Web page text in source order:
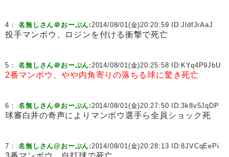
4：名無しさん＠おーぷん:2014/08/01(金)20:20:59 ID:JldfJrAaJ
投手マンボウ、ロジンを付ける衝撃で死亡
5：名無しさん＠おーぷん:2014/08/01(金)20:25:58 ID: KYq4P9JbU
2番マンボウ、やや内角寄りの落ちる球に驚き死亡
6：名無しさん＠おーぷん:2014/08/01(金)20:27:50 ID:3k8v5JqDP
球審白井の奇声によりマンボウ選手ら全員ショック死
7：名無しさん@おーぷん:2014/08/01(金)20:28:13 ID:8JVCqEePi